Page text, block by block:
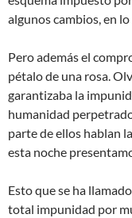
algunos cambios, en
Pero además el
pétalo de una rosa.
garantizaba la
humanidad
parte de ellos hablan
esta noche
Esto que se ha
total impunidad por